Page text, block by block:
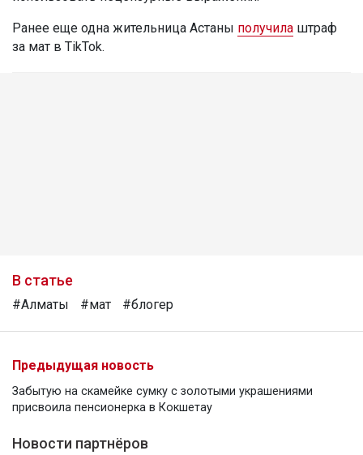
Ранее еще одна жительница Астаны получила штраф
за мат в TikTok.
В статье
#Алматы #мат #блогер
Предыдущая новость
Забытую на скамейке сумку с золотыми украшениями
присвоила пенсионерка в Кокшетау